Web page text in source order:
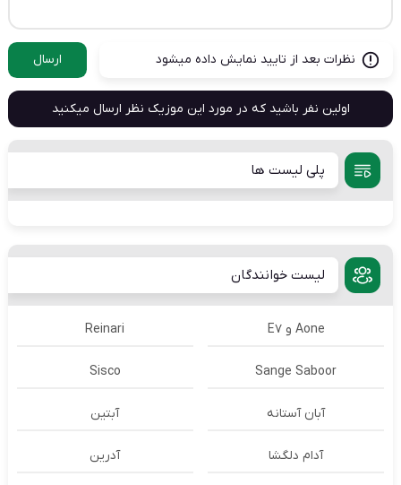
نظرات بعد از تایید نمایش داده میشود ارسال
اولین نفر باشید که در مورد این موزیک نظر ارسال میکنید
پلی لیست ها
لیست خوانندگان
Aone و E7 Reinari
Sange Saboor
Sisco
آبان آستانه آبتین
آدام دلگشا آدرين